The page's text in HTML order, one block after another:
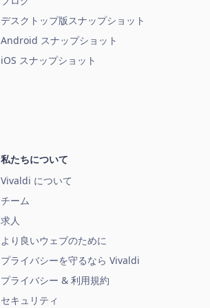
デスクトップ版スナップショット
Android スナップショット
iOS スナップショット
私たちについて
Vivaldi について
チーム
求人
より良いウェブのために
プライバシーを守るなら Vivaldi
プライバシー & 利用規約
セキュリティ